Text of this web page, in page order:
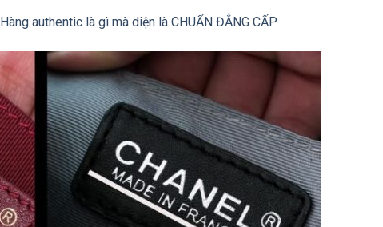
Hàng authentic là gì mà diện là CHUẨN ĐẲNG CẤP